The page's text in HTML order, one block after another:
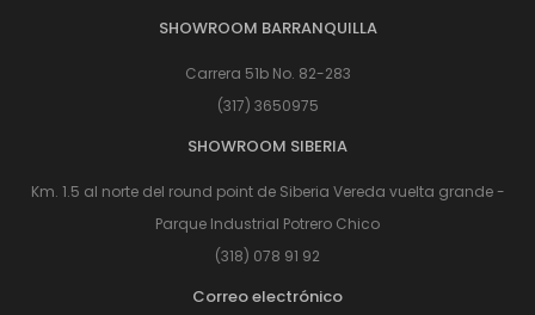
SHOWROOM BARRANQUILLA
Carrera 51b No. 82-283
(317) 3650975
SHOWROOM SIBERIA
Km. 1.5 al norte del round point de Siberia Vereda vuelta grande -
Parque Industrial Potrero Chico
(318) 078 91 92
Correo electrónico